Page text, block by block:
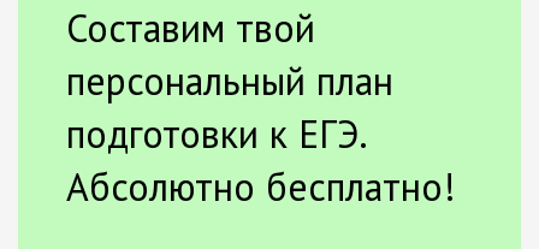
Составим твой
персональный план
подготовки к ЕГЭ.
Абсолютно бесплатно!